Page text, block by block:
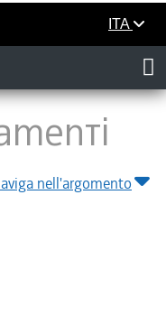
ITA
nell'argomento